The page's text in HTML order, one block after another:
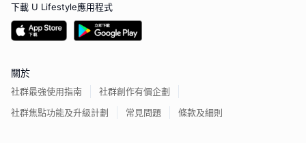
下載 U Lifestyle應用程式
關於
社群最強使用指南
社群創作有價企劃
社群焦點功能及升級計劃
常見問題 條款及細則